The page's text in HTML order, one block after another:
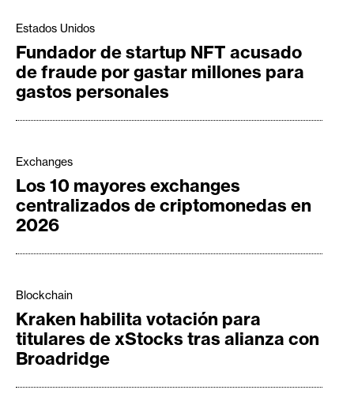
Estados Unidos
Fundador de startup NFT acusado
de fraude por gastar millones para
gastos personales
Exchanges
Los 10 mayores exchanges
centralizados de criptomonedas en
2026
Blockchain
Kraken habilita votación para
titulares de xStocks tras alianza con
Broadridge